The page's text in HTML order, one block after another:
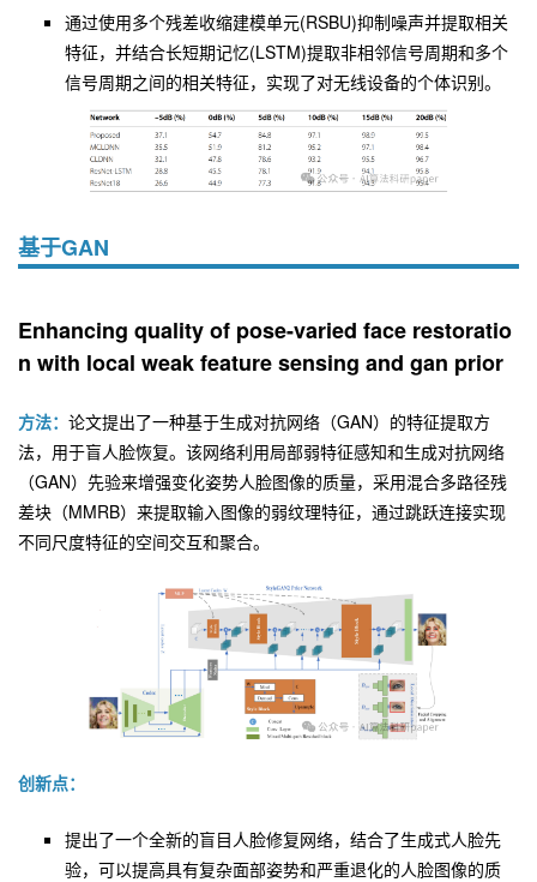
通过使用多个残差收缩建模单元(RSBU)抑制噪声并提取相关
特征，并结合长短期记忆(LSTM)提取非相邻信号周期和多个
信号周期之间的相关特征，实现了对无线设备的个体识别。
基于GAN
Enhancing quality of pose-varied face restoratio
n with local weak feature sensing and gan prior
方法： 论文提出了一种基于生成对抗网络（GAN）的特征提取方
法，用于盲人脸恢复。该网络利用局部弱特征感知和生成对抗网络
（GAN）先验来增强变化姿势人脸图像的质量，采用混合多路径残
差块（MMRB）来提取输入图像的弱纹理特征，通过跳跃连接实现
不同尺度特征的空间交互和聚合。
创新点：
提出了一个全新的盲目人脸修复网络，结合了生成式人脸先
验，可以提高具有复杂面部姿势和严重退化的人脸图像的质